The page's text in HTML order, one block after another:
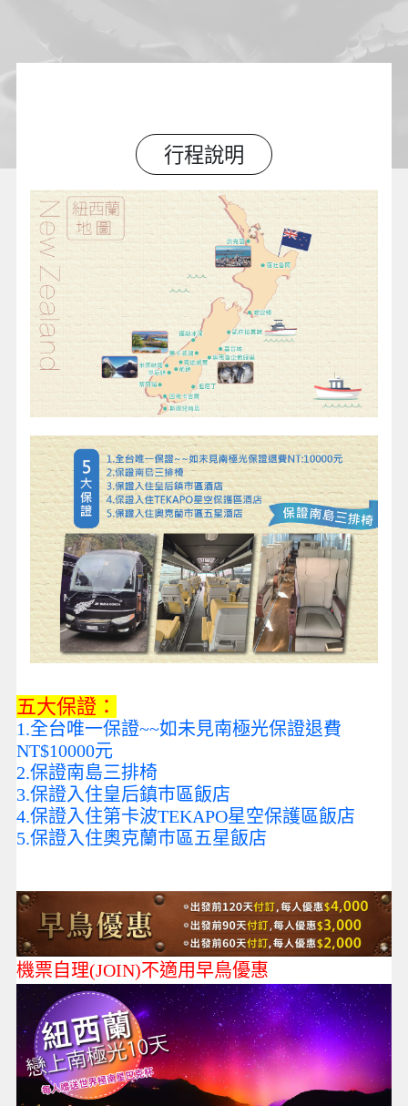
行程說明
五大保證：
1.全台唯一保證~~如未見南極光保證退費
NT$10000元
2.保證南島三排椅
3.保證入住皇后鎮巿區飯店
4.保證入住第卡波TEKAPO星空保護區飯店
5.保證入住奧克蘭巿區五星飯店
機票自理(JOIN)不適用早鳥優惠